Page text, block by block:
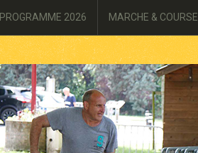
PROGRAMME 2026 MARCHE & COURSE